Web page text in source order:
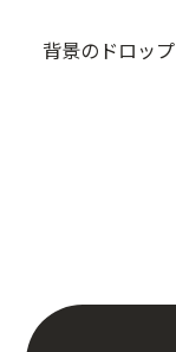
背景のドロップ